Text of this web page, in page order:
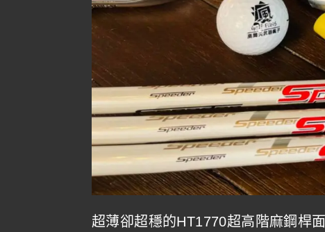
超薄卻超穩的HT1770超高階麻鋼桿